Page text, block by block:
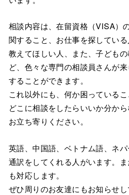
相談内容は、在留資格（VISA）
関すること、お仕事を探してい
教えてほしい人、また、子ども
ど、色々な専門の相談員さんが
することができます。
これ以外にも、何か困っているこ
どこに相談をしたらいいか分か
お立ち寄りください。
英語、中国語、ベトナム語、ネ
通訳をしてくれる人がいます。
も対応します。
ぜひ周りのお友達にもお知らせし